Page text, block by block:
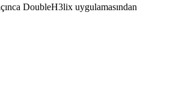
DoubleH3lix uygulamasından